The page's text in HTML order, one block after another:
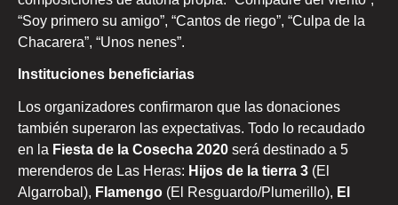
“Soy primero su amigo”, “Cantos de riego”, “Culpa de la
Chacarera”, “Unos nenes”.
Instituciones beneficiarias
Los organizadores confirmaron que las donaciones
también superaron las expectativas. Todo lo recaudado
en la Fiesta de la Cosecha 2020 será destinado a 5
merenderos de Las Heras: Hijos de la tierra 3 (El
Algarrobal), Flamengo (El Resguardo/Plumerillo), El